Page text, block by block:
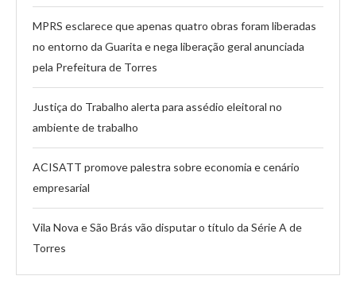
MPRS esclarece que apenas quatro obras foram liberadas
no entorno da Guarita e nega liberação geral anunciada
pela Prefeitura de Torres
Justiça do Trabalho alerta para assédio eleitoral no
ambiente de trabalho
ACISATT promove palestra sobre economia e cenário
empresarial
Vila Nova e São Brás vão disputar o título da Série A de
Torres